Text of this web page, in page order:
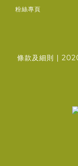
粉絲專頁
條款及細則 |